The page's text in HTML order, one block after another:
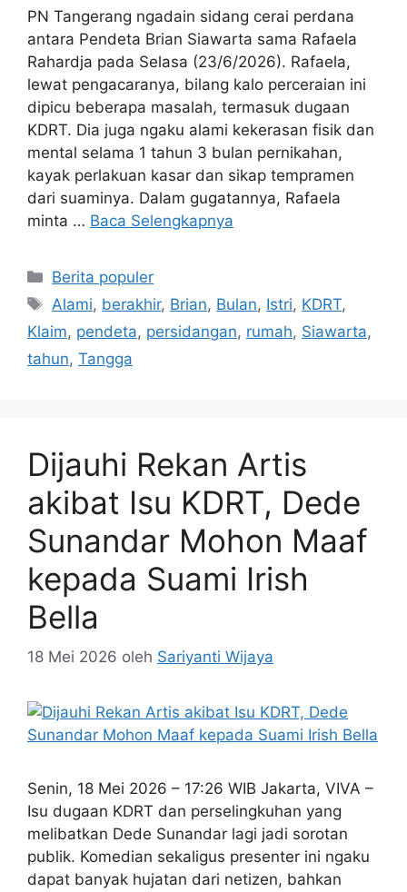
PN Tangerang ngadain sidang cerai perdana
antara Pendeta Brian Siawarta sama Rafaela
Rahardja pada Selasa (23/6/2026). Rafaela,
lewat pengacaranya, bilang kalo perceraian ini
dipicu beberapa masalah, termasuk dugaan
KDRT. Dia juga ngaku alami kekerasan fisik dan
mental selama 1 tahun 3 bulan pernikahan,
kayak perlakuan kasar dan sikap tempramen
dari suaminya. Dalam gugatannya, Rafaela
minta … Baca Selengkapnya
Kategori
Berita populer
Tag
Alami, berakhir, Brian, Bulan, Istri, KDRT,
Klaim, pendeta, persidangan, rumah, Siawarta,
tahun, Tangga
Dijauhi Rekan Artis
akibat Isu KDRT, Dede
Sunandar Mohon Maaf
kepada Suami Irish
Bella
18 Mei 2026 oleh Sariyanti Wijaya
Senin, 18 Mei 2026 – 17:26 WIB Jakarta, VIVA –
Isu dugaan KDRT dan perselingkuhan yang
melibatkan Dede Sunandar lagi jadi sorotan
publik. Komedian sekaligus presenter ini ngaku
dapat banyak hujatan dari netizen, bahkan